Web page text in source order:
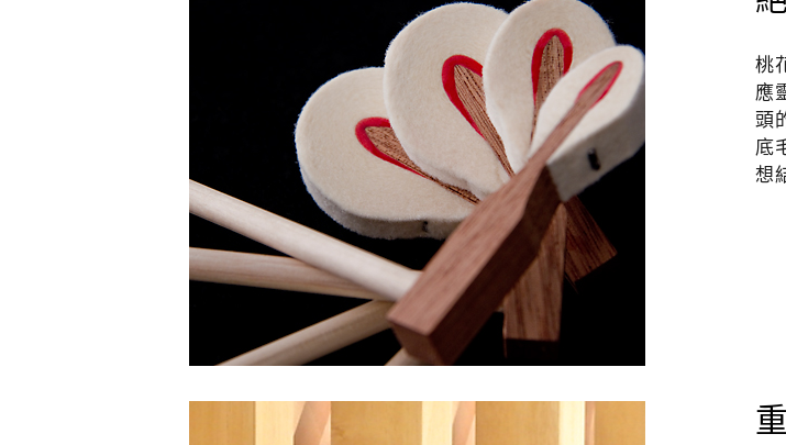
桃
應
頭
底
想